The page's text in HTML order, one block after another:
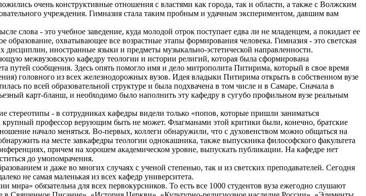
очень конструктивные отношения с властями как города, так и области, а также с Волжским
учреждения. Гимназия стала таким пробным и удачным экспериментом, давшим вам
слова - это учебное заведение, куда молодой отрок поступает едва ли не младенцем, а покидает ее
охватывающее все возрастные этапы формирования человека. Гимназия - это светская
иностранные языки и предметы музыкально-эстетической направленности.
межвузовскую кафедру теологии и истории религий, которая была сформирована
путей сообщения. Здесь опять помогло имя и дело митрополита Питирима, который в свое время
головного из всех железнодорожных вузов. Идея владыки Питирима открыть в собственном вузе
по всей образовательной структуре и была подхвачена в том числе и в Самаре. Сначала в
карт-бланш, и необходимо было наполнить эту кафедру в сугубо профильном вузе реальным
стереотипы - в сотрудниках кафедры видели только «попов, которые пришли заниматься
крупный профессор верующим быть не может. Флагманами этой критики были, конечно, братские
начало меняться. Во-первых, коллеги обнаружили, что с духовенством можно общаться на
на месте завкафедры теологии однокашника, также выпускника философского факультета
причем на хорошем академическом уровне, выпускать публикации. На кафедре нет
до умопомрачения.
и даже во многих случаях с ученой степенью, так и из светских преподавателей. Сегодня
не самая маленькая из всех кафедр университета.
обязательна для всех первокурсников. То есть все 1000 студентов вуза ежегодно слушают